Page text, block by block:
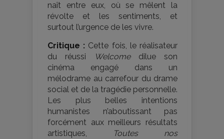
naît entre eux, où se mêlent la
révolte et les sentiments, et
surtout l’urgence de les vivre.
Critique : Cette fois, le réalisateur
du réussi
Welcomedilue son
cinéma engagé dans un
mélodrame au carrefour du drame
social et de la tragédie personnelle.
Les plus belles intentions
humanistes n’aboutissant pas
forcément aux meilleurs résultats
artistiques,
Toutes nos